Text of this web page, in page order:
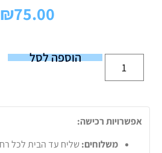
₪75.00
הוספה לסל
אפשרויות רכישה:
משלוחים: